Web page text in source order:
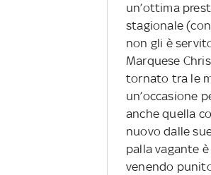
un’ottima
stagionale
non gli è
Marquese
tornato tra le
un’occasione
anche quella
nuovo dalle
palla vagante
venendo